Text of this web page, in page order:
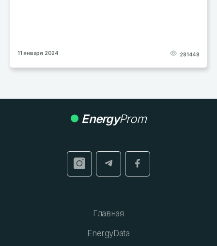
29 декабря 2023
EnergyProm
Главная
EnergyData